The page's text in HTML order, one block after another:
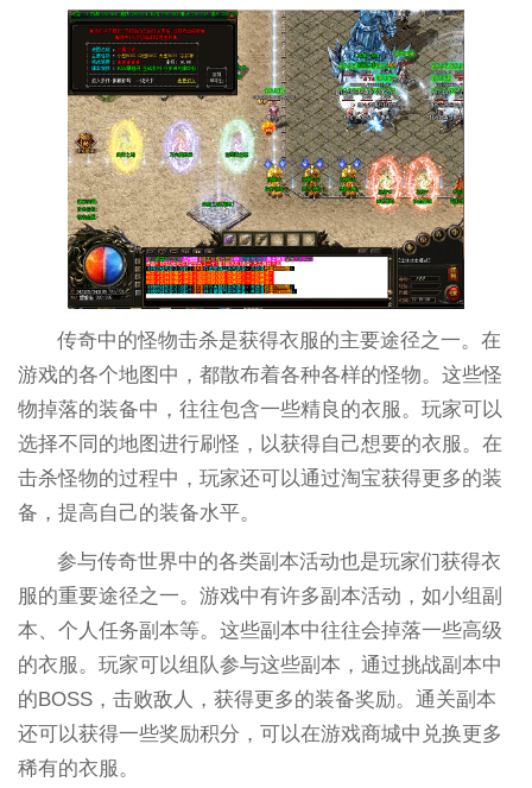
传奇中的怪物击杀是获得衣服的主要途径之一。在
游戏的各个地图中，都散布着各种各样的怪物。这些怪
物掉落的装备中，往往包含一些精良的衣服。玩家可以
选择不同的地图进行刷怪，以获得自己想要的衣服。在
击杀怪物的过程中，玩家还可以通过淘宝获得更多的装
备，提高自己的装备水平。
参与传奇世界中的各类副本活动也是玩家们获得衣
服的重要途径之一。游戏中有许多副本活动，如小组副
本、个人任务副本等。这些副本中往往会掉落一些高级
的衣服。玩家可以组队参与这些副本，通过挑战副本中
的BOSS，击败敌人，获得更多的装备奖励。通关副本
还可以获得一些奖励积分，可以在游戏商城中兑换更多
稀有的衣服。